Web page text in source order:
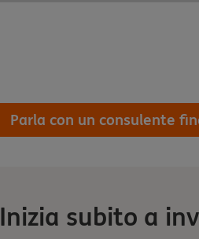
Parla con un consulente
Inizia subito a